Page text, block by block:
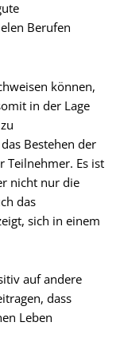
Berufen
können,
in der Lage
Bestehen der
Teilnehmer. Es ist
nicht nur die
das
sich in einem
auf andere
dass
Leben